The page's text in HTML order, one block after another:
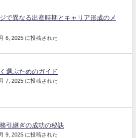
で異なる出産時期とキャリア形成のメ
6, 2025 に投稿された
選ぶためのガイド
7, 2025 に投稿された
引継ぎの成功の秘訣
9, 2025 に投稿された